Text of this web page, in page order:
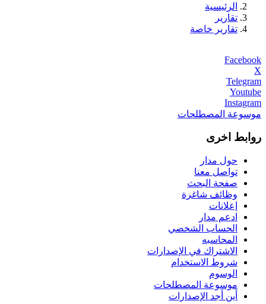
الرئيسية
تقارير
تقارير خاصة
Facebook
X
Telegram
Youtube
Instagram
موسوعة المصطلحات
روابط اخرى
حول مدار
تواصل معنا
صفحة البحث
وظائف شاغرة
إعلانات
ادعم مدار
الحساب الشخصي
المحاسبه
الاشتراك في الإصدارات
شروط الاستخدام
الوسوم
موسوعة المصطلحات
أين أجد الإصدارات